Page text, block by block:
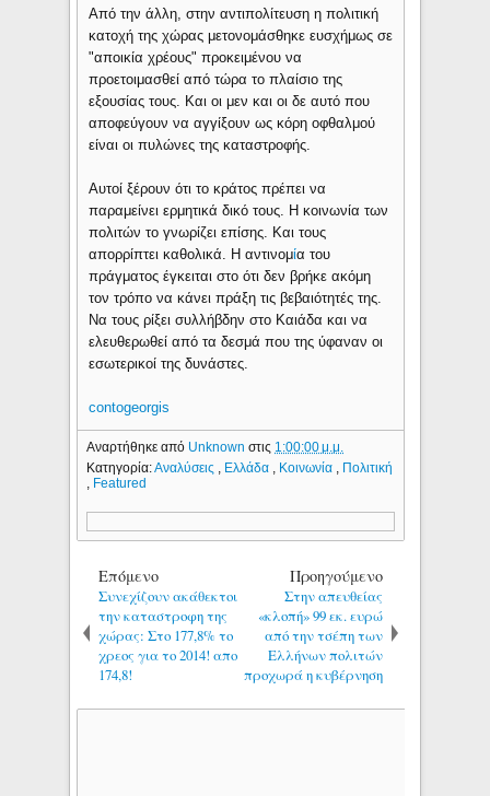
Από την άλλη, στην αντιπολίτευση η πολιτική
κατοχή της χώρας μετονομάσθηκε ευσχήμως σε
"αποικία χρέους" προκειμένου να
προετοιμασθεί από τώρα το πλαίσιο της
εξουσίας τους. Και οι μεν και οι δε αυτό που
αποφεύγουν να αγγίξουν ως κόρη οφθαλμού
είναι οι πυλώνες της καταστροφής.
Αυτοί ξέρουν ότι το κράτος πρέπει να
παραμείνει ερμητικά δικό τους. Η κοινωνία των
πολιτών το γνωρίζει επίσης. Και τους
απορρίπτει καθολικά. Η αντινομία του
πράγματος έγκειται στο ότι δεν βρήκε ακόμη
τον τρόπο να κάνει πράξη τις βεβαιότητές της.
Να τους ρίξει συλλήβδην στο Καιάδα και να
ελευθερωθεί από τα δεσμά που της ύφαναν οι
εσωτερικοί της δυνάστες.
contogeorgis
Αναρτήθηκε από Unknownστις 1:00:00 μ.μ.
Κατηγορία:Αναλύσεις Ελλάδα Κοινωνία
Πολιτική
Featured
Επόμενο
Συνεχίζουν ακάθεκτοι
την καταστροφη της
χώρας: Στο 177,8% το
χρεος για το 2014! απο
174,8!
Προηγούμενο
Στην απευθείας
«κλοπή» 99 εκ. ευρώ
από την τσέπη των
Ελλήνων πολιτών
προχωρά η κυβέρνηση